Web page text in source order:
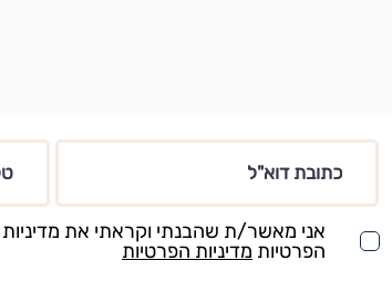
אני מאשר/ת שהבנתי וקראתי את מדיניות
הפרטיות מדיניות הפרטיות